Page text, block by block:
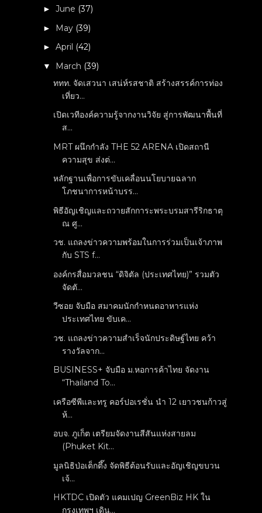
►June (37)
► May (39)
►April (42)
▼ March (39)
ททท. จัดเสวนา เสน่ห์รสชาติ สร้างสรรค์การท่อง
เที่ยว...
เปิดเวทีองค์ความรู้จากงานวิจัย สู่การพัฒนาพื้นที่
ส...
MRT ผนึกกำลัง THE 52 ARENA เปิดสถานี
ความสุข ส่งต่...
หลักฐานเพื่อการขับเคลื่อนนโยบายฉลาก
โภชนาการหน้าบรร...
พิธีอัญเชิญและถวายสักการะพระบรมสารีริกธาตุ
ณ ศู...
วช. แถลงข่าวความพร้อมในการร่วมเป็นเจ้าภาพ
กับ STS f...
องค์กรสื่อมวลชน “ดิจิตัล (ประเทศไทย)” รวมตัว
จัดตั...
วีซอย จับมือ สมาคมนักกำหนดอาหารแห่ง
ประเทศไทย ขับเค...
วช. แถลงข่าวความสำเร็จนักประดิษฐ์ไทย คว้า
รางวัลจาก...
BUSINESS+ จับมือ ม.หอการค้าไทย จัดงาน
“Thailand To...
เครือซีพีและทรู คอร์ปอเรชั่น นำ 12 เยาวชนก้าวสู่
ห้...
อบจ. ภูเก็ต เตรียมจัดงานสีสันแห่งสายลม
(Phuket Kit...
มูลนิธิป่อเต็กตึ๊ง จัดพิธีต้อนรับและอัญเชิญขบวน
เจ้...
HKTDC เปิดตัว แคมเปญ GreenBiz HK ใน
กรุงเทพฯ เดิน...